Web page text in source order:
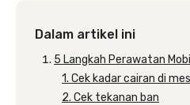
Dalam artikel ini
5 Langkah Perawatan
1. Cek kadar cairan di
2. Cek tekanan ban